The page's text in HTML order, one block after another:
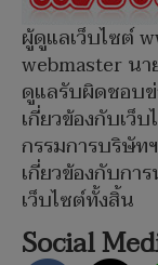
ผู้ดูแลเว็บไซต์
webmaster น
ดูแลรับผิดชอบ
เกี่ยวข้องกับเว็
กรรมการบริษัท
เกี่ยวข้องกับกา
เว็บไซต์ทั้งสิ้น
Social